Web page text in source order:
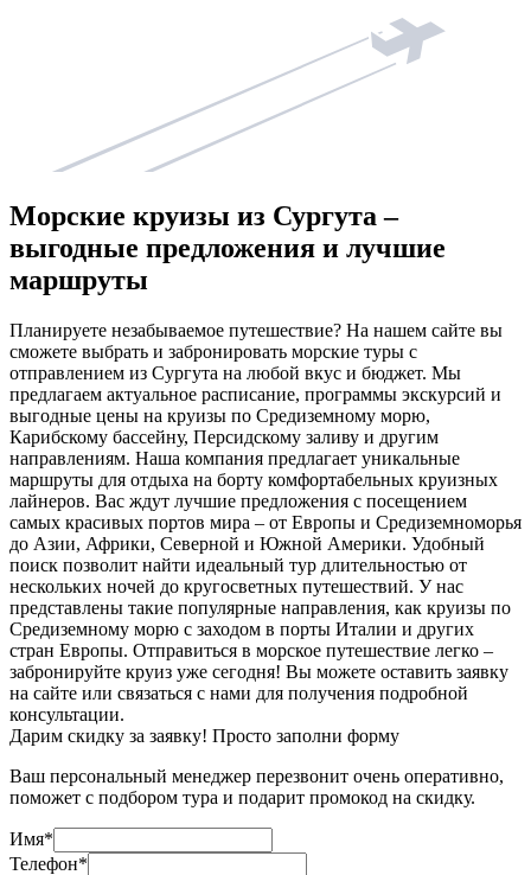
Морские круизы из Сургута –
выгодные предложения и лучшие
маршруты
Планируете незабываемое путешествие? На нашем сайте вы
сможете выбрать и забронировать морские туры с
отправлением из Сургута на любой вкус и бюджет. Мы
предлагаем актуальное расписание, программы экскурсий и
выгодные цены на круизы по Средиземному морю,
Карибскому бассейну, Персидскому заливу и другим
направлениям. Наша компания предлагает уникальные
маршруты для отдыха на борту комфортабельных круизных
лайнеров. Вас ждут лучшие предложения с посещением
самых красивых портов мира – от Европы и Средиземноморья
до Азии, Африки, Северной и Южной Америки. Удобный
поиск позволит найти идеальный тур длительностью от
нескольких ночей до кругосветных путешествий. У нас
представлены такие популярные направления, как круизы по
Средиземному морю с заходом в порты Италии и других
стран Европы. Отправиться в морское путешествие легко –
забронируйте круиз уже сегодня! Вы можете оставить заявку
на сайте или связаться с нами для получения подробной
консультации.
Дарим скидку за заявку! Просто заполни форму
Ваш персональный менеджер перезвонит очень оперативно,
поможет с подбором тура и подарит промокод на скидку.
Имя*
Телефон*